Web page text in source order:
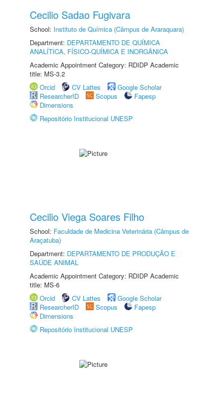
Cecilio Sadao Fugivara
School: Instituto de Química (Câmpus de Araraquara)
Department: DEPARTAMENTO DE QUÍMICA
ANALÍTICA, FÍSICO-QUÍMICA E INORGÂNICA
Academic Appointment Category: RDIDP Academic
title: MS-3.2
Orcid
CV Lattes
Google Scholar
ResearcherID
Scopus
Fapesp
Dimensions
Repositório Institucional UNESP
Cecilio Viega Soares Filho
School: Faculdade de Medicina Veterinária (Câmpus de
Araçatuba)
Department: DEPARTAMENTO DE PRODUÇÃO E
SAÚDE ANIMAL
Academic Appointment Category: RDIDP Academic
title: MS-6
Orcid
CV Lattes
Google Scholar
ResearcherID
Scopus
Fapesp
Dimensions
Repositório Institucional UNESP